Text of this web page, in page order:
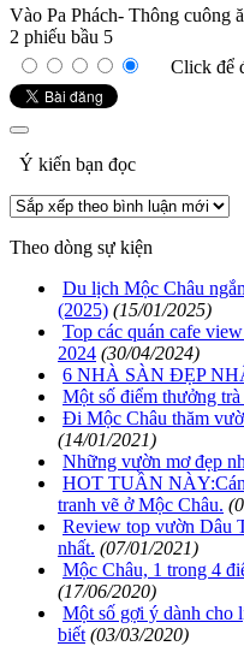
Vào Pa Phách- Thông cuông
2 phiếu bầu 5
Click để
Ý kiến bạn đọc
Theo dòng sự kiện
Du lịch Mộc Châu
(2025) (15/01/2025)
Top các quán cafe
2024 (30/04/2024)
6 NHÀ SÀN ĐẸP
Một số điểm thưởng
Đi Mộc Châu thăm
(14/01/2021)
Những vườn mơ đẹp
HOT TUẦN
tranh vẽ ở Mộc Châu.
Review top vườn Dâu
nhất. (07/01/2021)
Mộc Châu, 1 trong 4
(17/06/2020)
Một số gợi ý dành cho
biết (03/03/2020)